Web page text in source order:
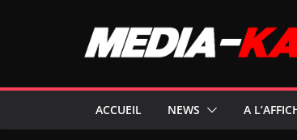
ACCUEIL NEWS A